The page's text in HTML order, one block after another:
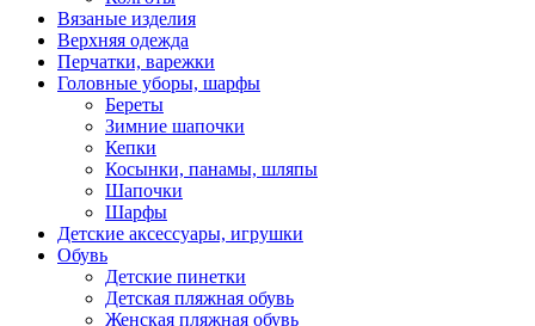
Вязаные изделия
Верхняя одежда
Перчатки, варежки
Головные уборы, шарфы
Береты
Зимние шапочки
Кепки
Косынки, панамы, шляпы
Шапочки
Шарфы
Детские аксессуары, игрушки
Обувь
Детские пинетки
Детская пляжная обувь
Женская пляжная обувь